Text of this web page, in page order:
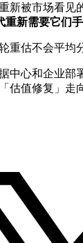
新被市场看见
新需要它们手
重估不会平均
中心和企业部
估值修复」走